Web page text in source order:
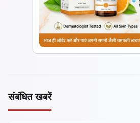
संबंधित खबरें